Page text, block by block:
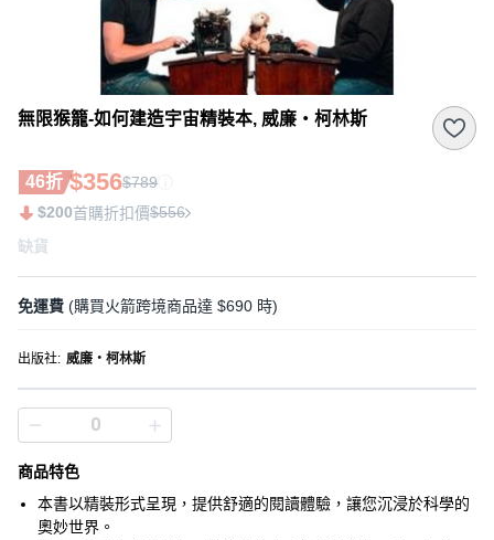
無限猴籠-如何建造宇宙精裝本, 威廉‧柯林斯
46折 $356$789
$200首購折扣價$556
缺貨
免運費 (購買火箭跨境商品達 $690 時)
出版社: 威廉‧柯林斯
商品特色
本書以精裝形式呈現，提供舒適的閱讀體驗，讓您沉浸於科學的
奧妙世界。